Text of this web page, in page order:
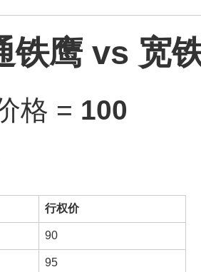
铁鹰 vs 宽
格 = 100
行权价
90
95